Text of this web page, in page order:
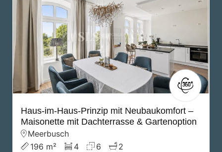
Haus-im-Haus-Prinzip mit Neubaukomfort –
Maisonette mit Dachterrasse & Gartenoption
Meerbusch
196 m²
4 6
2